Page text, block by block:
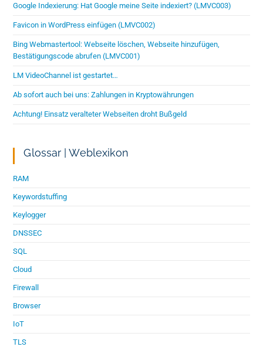
Google Indexierung: Hat Google meine Seite indexiert? (LMVC003)
Favicon in WordPress einfügen (LMVC002)
Bing Webmastertool: Webseite löschen, Webseite hinzufügen,
Bestätigungscode abrufen (LMVC001)
LM VideoChannel ist gestartet…
Ab sofort auch bei uns: Zahlungen in Kryptowährungen
Achtung! Einsatz veralteter Webseiten droht Bußgeld
Glossar | Weblexikon
RAM
Keywordstuffing
Keylogger
DNSSEC
SQL
Cloud
Firewall
Browser
IoT
TLS